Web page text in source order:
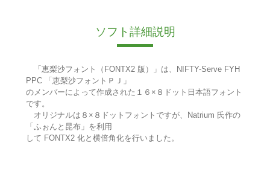
ソフト詳細説明
「恵梨沙フォント（FONTX2 版）」は、NIFTY-Serve FYH
PPC 「恵梨沙フォントＰＪ」
のメンバーによって作成された１６×８ドット日本語フォント
です。
オリジナルは８×８ドットフォントですが、Natrium 氏作の
「ふぉんと昆布」を利用
して FONTX2 化と横倍角化を行いました。